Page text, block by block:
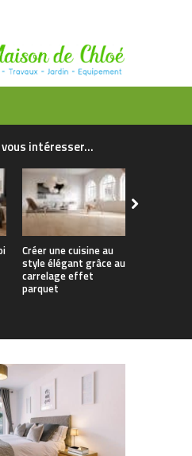
intéresser...
Créer une cuisine au
style élégant grâce au
carrelage effet
parquet